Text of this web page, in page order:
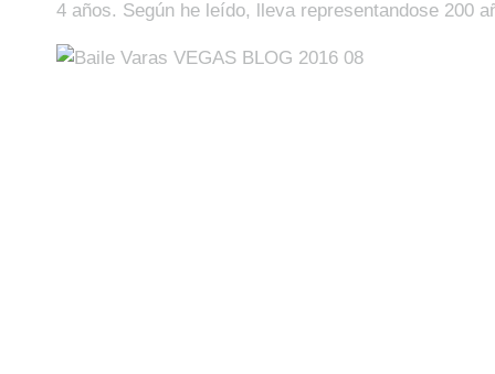
4 años. Según he leído, lleva representandose 200